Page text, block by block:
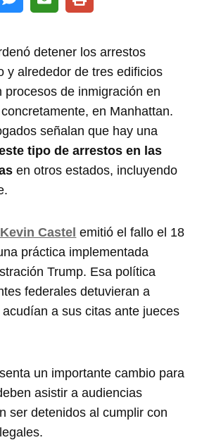
detener los arrestos
y alrededor de tres edificios
procesos de inmigración en
en Manhattan.
señalan que hay una
tipo de arrestos en las
en otros estados, incluyendo
Castel emitió el fallo el 18
práctica implementada
Trump. Esa política
federales detuvieran a
a sus citas ante jueces
un importante cambio para
asistir a audiencias
ser detenidos al cumplir con